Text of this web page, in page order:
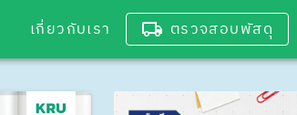
เกี่ยวกับเรา ตรวจสอบพัสดุ